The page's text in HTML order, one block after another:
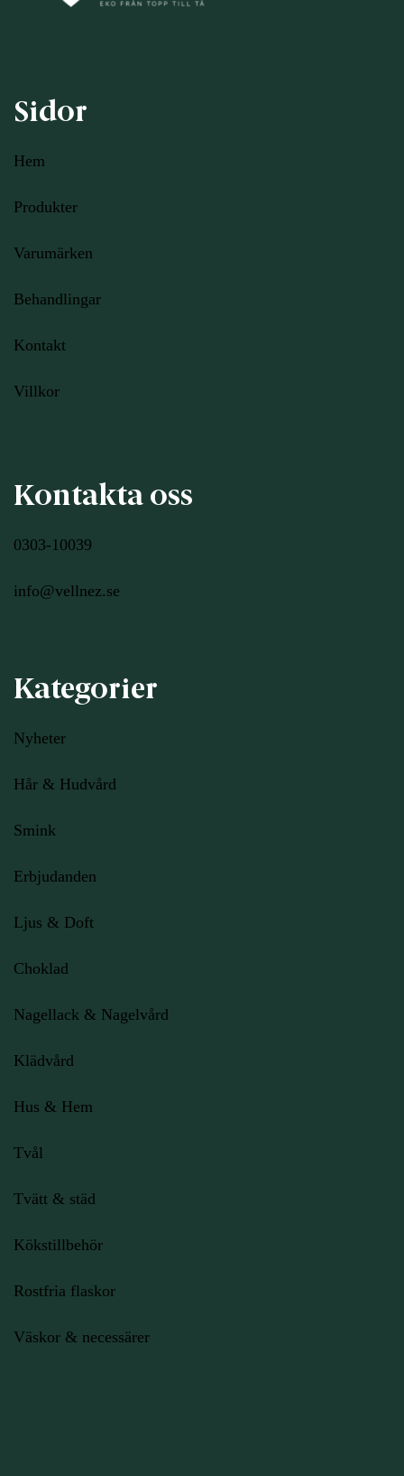
Sidor
Hem
Produkter
Varumärken
Behandlingar
Kontakt
Villkor
Kontakta oss
0303-10039
info@vellnez.se
Kategorier
Nyheter
Hår & Hudvård
Smink
Erbjudanden
Ljus & Doft
Choklad
Nagellack & Nagelvård
Klädvård
Hus & Hem
Tvål
Tvätt & städ
Kökstillbehör
Rostfria flaskor
Väskor & necessärer